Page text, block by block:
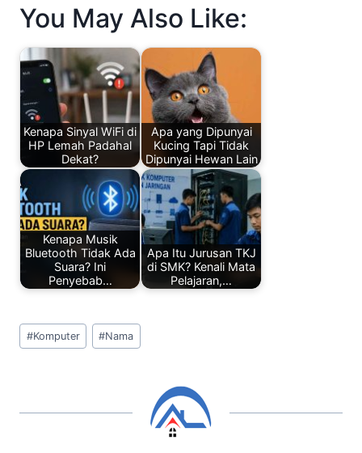
c
e
b
o
o
k
k
e
dI
n
at
s
A
p
p
er
e
st
ar
e
You May Also Like:
Kenapa Sinyal WiFi di
HP Lemah Padahal
Dekat?
Apa yang Dipunyai
Kucing Tapi Tidak
Dipunyai Hewan Lain
Kenapa Musik
Bluetooth Tidak Ada
Suara? Ini
Penyebab…
Apa Itu Jurusan TKJ
di SMK? Kenali Mata
Pelajaran,…
Post
Tags:
#Komputer #Nama